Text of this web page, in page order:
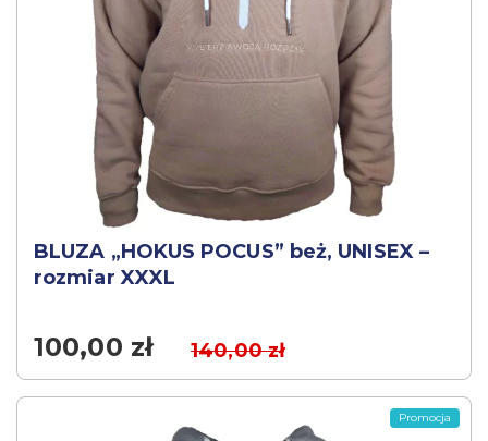
BLUZA „HOKUS POCUS” beż, UNISEX –
rozmiar XXXL
100,00 zł 140,00zł
Promocja